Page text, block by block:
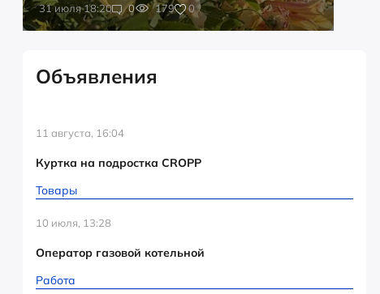
31 июля 18:20 0 179 0
Объявления
11 августа, 16:04
Куртка на подростка CROPP
Товары
10 июля, 13:28
Оператор газовой котельной
Работа